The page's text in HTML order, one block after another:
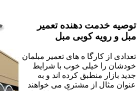
توصیه خدمت دهنده تعمیر
مبل و رویه کوبی مبل
تعدادی از کارگا ه های تعمیر مبلمان
خودشان را خیلی خوب با شرایط
جدید بازار منطبق کرده اند و به
عنوان مثال از مشتری می خواهند